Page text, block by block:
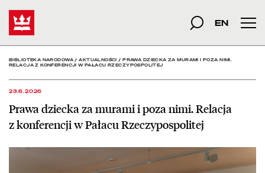
Prawa dziecka za szukana fraza
Szukaj
EN
BIBLIOTEKA NARODOWA/AKTUALNOŚCI /PRAWA DZIECKA ZA MURAMI I POZA NIMI.
RELACJA Z KONFERENCJI W PAŁACU RZECZYPOSPOLITEJ
23.6.2026
Prawa dziecka za murami i poza nimi. Relacja
z konferencji w Pałacu Rzeczypospolitej